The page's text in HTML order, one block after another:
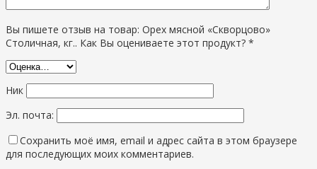
Вы пишете отзыв на товар: Орех мясной «Скворцово»
Столичная, кг.. Как Вы оцениваете этот продукт? *
Ник
Эл. почта:
Сохранить моё имя, email и адрес сайта в этом браузере
для последующих моих комментариев.